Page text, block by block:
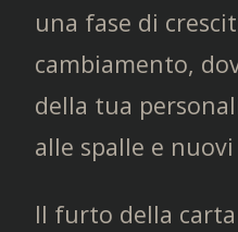
una fase di
cambiamento,
della tua
alle spalle e
Il furto della